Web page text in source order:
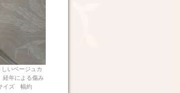
いベージュカ
経年による傷み
イズ 幅約